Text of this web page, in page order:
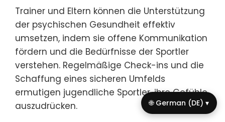
Trainer und Eltern können die Unterstützung
der psychischen Gesundheit effektiv
umsetzen, indem sie offene Kommunikation
fördern und die Bedürfnisse der Sportler
verstehen. Regelmäßige Check-ins und die
Schaffung eines sicheren Umfelds
ermutigen jugendliche Sportler, ihre Gefühle
auszudrücken.
🌐 German (DE) ▾